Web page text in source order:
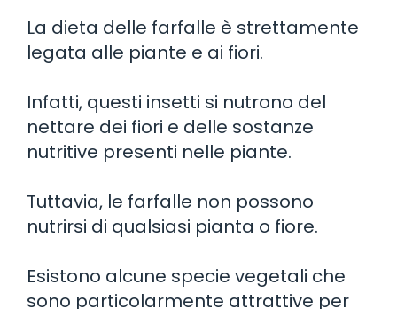
La dieta delle farfalle è strettamente
legata alle piante e ai fiori.
Infatti, questi insetti si nutrono del
nettare dei fiori e delle sostanze
nutritive presenti nelle piante.
Tuttavia, le farfalle non possono
nutrirsi di qualsiasi pianta o fiore.
Esistono alcune specie vegetali che
sono particolarmente attrattive per